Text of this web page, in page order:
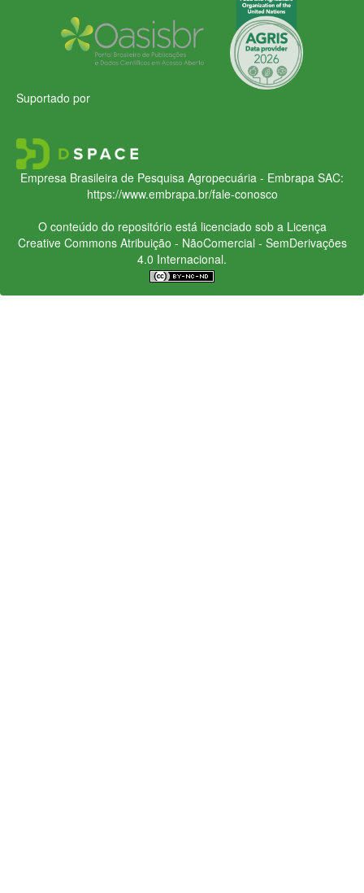
Suportado por
Empresa Brasileira de Pesquisa Agropecuária - Embrapa SAC:
https://www.embrapa.br/fale-conosco
O conteúdo do repositório está licenciado sob a Licença
Creative CommonsAtribuição - NãoComercial - SemDerivações
4.0 Internacional.